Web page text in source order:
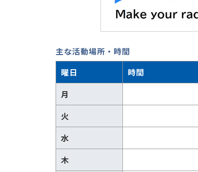
主な活動場所・時間
曜日
時間
月
火
水
木